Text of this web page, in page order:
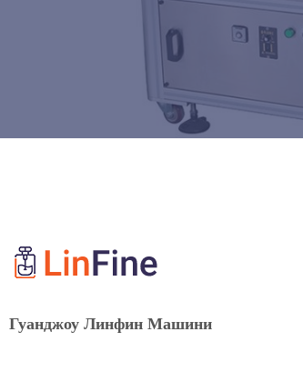
Гуанджоу Линфин Машини